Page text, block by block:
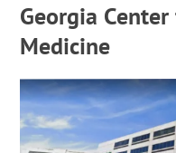
Georgia
Medicine